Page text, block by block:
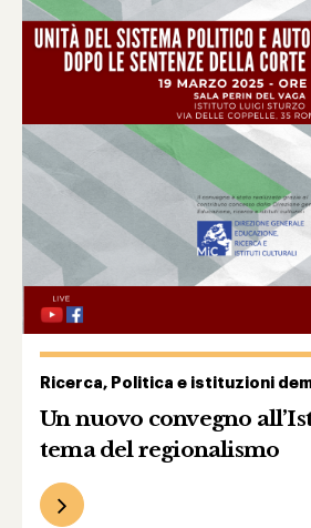
Ricerca, Politica e istituzioni
Un nuovo convegno
tema del regionalismo